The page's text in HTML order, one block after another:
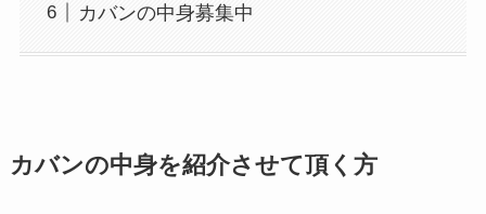
カバンの中身募集中
カバンの中身を紹介させて頂く方